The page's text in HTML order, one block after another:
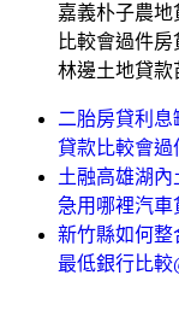
嘉義朴子農
比較會過件
林邊土地貸款
二胎房貸利息
貸款比較會過
土融高雄湖
急用哪裡汽車
新竹縣如何整
最低銀行比較